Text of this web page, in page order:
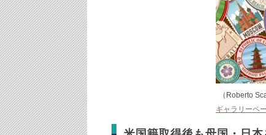
（Roberto
ギャラリーペ